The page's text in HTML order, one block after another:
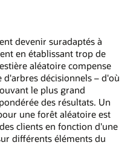
devenir suradaptés à
en établissant trop de
aléatoire compense
décisionnels – d'où
le plus grand
des résultats. Un
une forêt aléatoire est
clients en fonction d'une
différents éléments du